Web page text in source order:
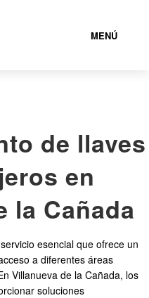
MENÚ
CAÑADA BARATOS
de llaves
en
la Cañada
esencial que ofrece un
a diferentes áreas
Villanueva de la Cañada, los
soluciones